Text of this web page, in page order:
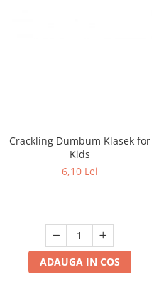
Crackling Dumbum Klasek for
Kids
6,10 Lei
ADAUGA IN COS